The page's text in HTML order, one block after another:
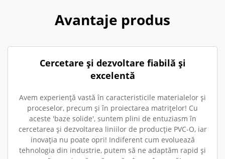
Avantaje produs
Cercetare și dezvoltare fiabilă și
excelentă
Avem experiență vastă în caracteristicile materialelor și
proceselor, precum și în proiectarea matrițelor! Cu
aceste 'baze solide', suntem plini de entuziasm în
cercetarea și dezvoltarea liniilor de producție PVC-O, iar
inovația nu poate opri! Indiferent cum evoluează
tehnologia din industrie, putem să ne adaptăm rapid și